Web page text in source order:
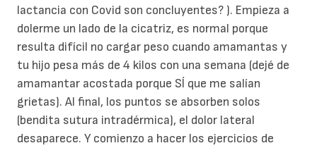
lactancia con Covid son concluyentes? ). Empieza a
dolerme un lado de la cicatriz, es normal porque
resulta difícil no cargar peso cuando amamantas y
tu hijo pesa más de 4 kilos con una semana (dejé de
amamantar acostada porque SÍ que me salían
grietas). Al final, los puntos se absorben solos
(bendita sutura intradérmica), el dolor lateral
desaparece. Y comienzo a hacer los ejercicios de